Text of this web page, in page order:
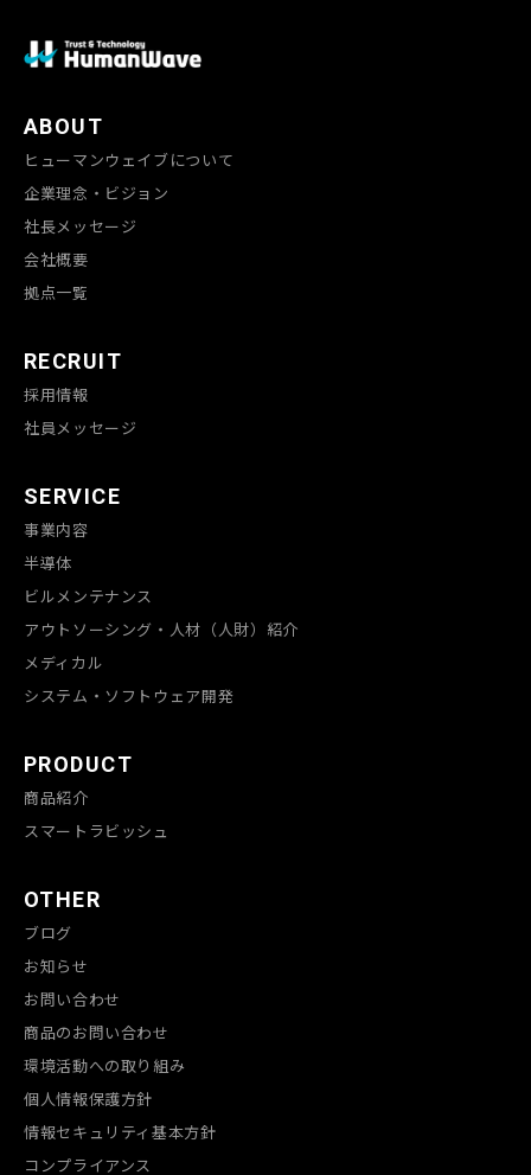
ABOUT
ヒューマンウェイブについて
企業理念・ビジョン
社長メッセージ
会社概要
拠点一覧
RECRUIT
採用情報
社員メッセージ
SERVICE
事業内容
半導体
ビルメンテナンス
アウトソーシング・人材（人財）紹介
メディカル
システム・ソフトウェア開発
PRODUCT
商品紹介
スマートラビッシュ
OTHER
ブログ
お知らせ
お問い合わせ
商品のお問い合わせ
環境活動への取り組み
個人情報保護方針
情報セキュリティ基本方針
コンプライアンス